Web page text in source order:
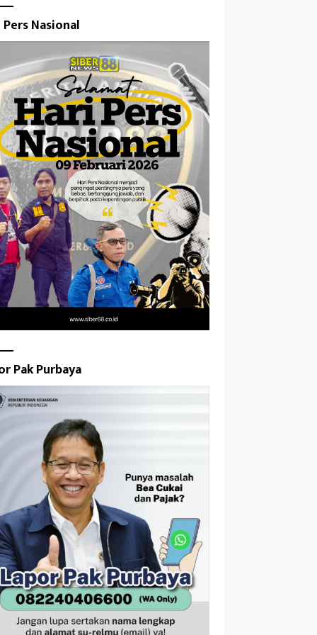
Nasional
Pak Purbaya